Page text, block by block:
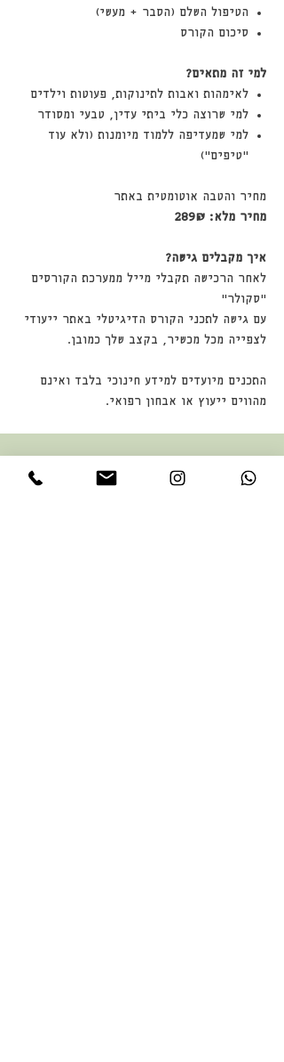
הטיפול השלם (הסבר + מעשי)
סיכום הקורס
למי זה מתאים?
לאימהות ואבות לתינוקות, פעוטות וילדים
למי שרוצה כלי ביתי עדין, טבעי ומסודר
למי שמעדיפה ללמוד מיומנות (ולא עוד
“טיפים”)
מחיר והטבה אוטומטית באתר
מחיר מלא: 289₪
איך מקבלים גישה?
לאחר הרכישה תקבלי מייל ממערכת הקורסים
"סקולר"
עם גישה לתכני הקורס הדיגיטלי באתר ייעודי
לצפייה מכל מכשיר, בקצב שלך כמובן.
התכנים מיועדים למידע חינוכי בלבד ואינם
מהווים ייעוץ או אבחון רפואי.